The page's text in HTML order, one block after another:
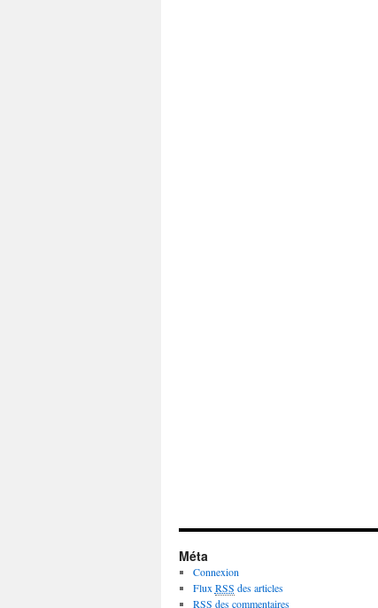
Méta
Connexion
Flux RSS des articles
RSS des commentaires